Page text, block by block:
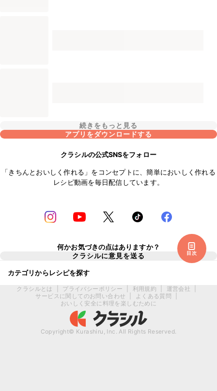
目次
続きをもっと見る
アプリをダウンロードする
クラシルの公式SNSをフォロー
「きちんとおいしく作れる」をコンセプトに、簡単においしく作れる
レシピ動画を毎日配信しています。
何かお気づきの点はありますか？
クラシルに意見を送る
カテゴリからレシピを探す
クラシルとは プライバシーポリシー 利用規約 運営会社
サービスに関してのお問い合わせ
よくある質問
おいしく安全に料理を楽しむために
Copyright© Kurashiru, Inc. All Rights Reserved.